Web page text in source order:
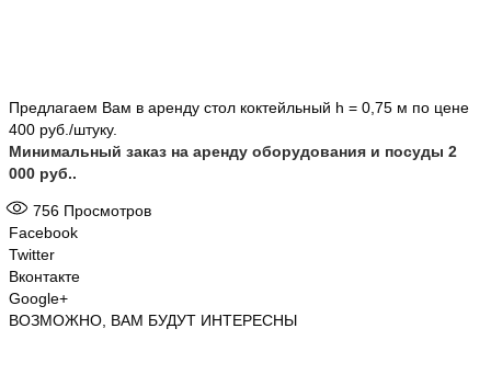
Предлагаем Вам в аренду стол коктейльный h = 0,75 м по цене
400 руб./штуку.
Минимальный заказ на аренду оборудования и посуды 2
000 руб..
756 Просмотров
Facebook
Twitter
Вконтакте
Google+
ВОЗМОЖНО, ВАМ БУДУТ ИНТЕРЕСНЫ